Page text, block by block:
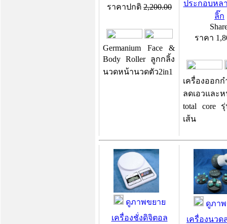
ราคาปกติ 2,200.00
Germanium Face &
Body Roller ลูกกลิ้ง
นวดหน้านวดตัว2in1
ราคา
เครื่องออกก
ลดเอวและ
total core
เส้น
ดูภาพขยาย
เครื่องชั่งดิจิตอล
ดูภา
เครื่องนวด